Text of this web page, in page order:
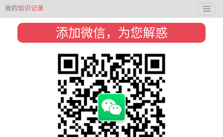
我的知识记录
添加微信，为您解惑